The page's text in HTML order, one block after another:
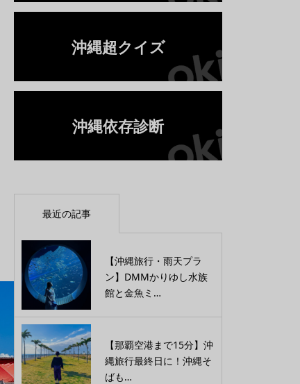
沖縄超クイズ
沖縄依存診断
最近の記事
【沖縄旅行・雨天プラ
ン】DMMかりゆし水族
館と金魚ミ…
【那覇空港まで15分】沖
縄旅行最終日に！沖縄そ
ばも…